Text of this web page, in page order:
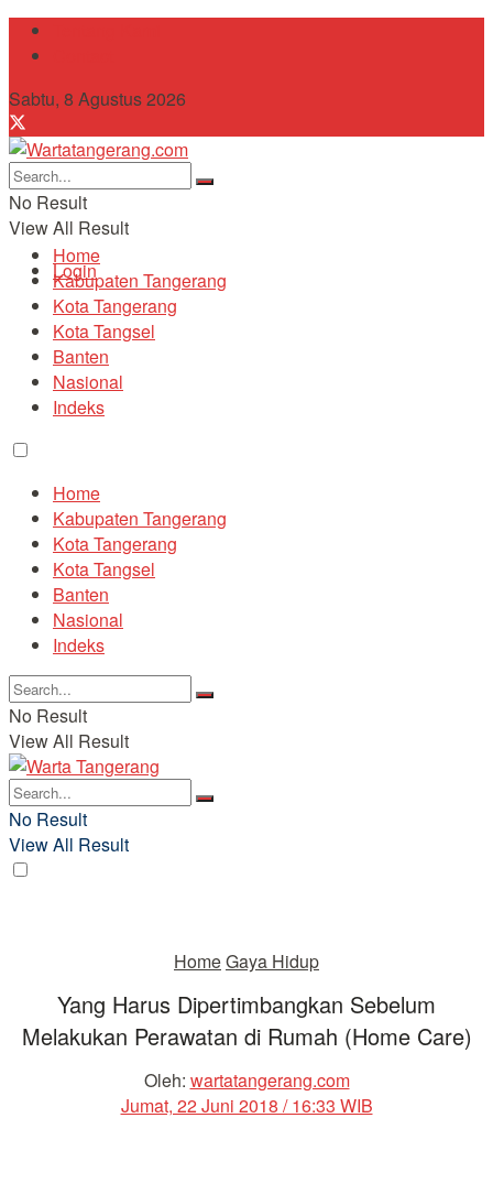
Sabtu, 8 Agustus 2026
No Result
View All Result
Login
Home
Kabupaten Tangerang
Kota Tangerang
Kota Tangsel
Banten
Nasional
Indeks
Home
Kabupaten Tangerang
Kota Tangerang
Kota Tangsel
Banten
Nasional
Indeks
No Result
View All Result
No Result
View All Result
HomeGaya Hidup
Yang Harus Dipertimbangkan Sebelum
Melakukan Perawatan di Rumah (Home Care)
Oleh: wartatangerang.com
Jumat, 22 Juni 2018 / 16:33 WIB